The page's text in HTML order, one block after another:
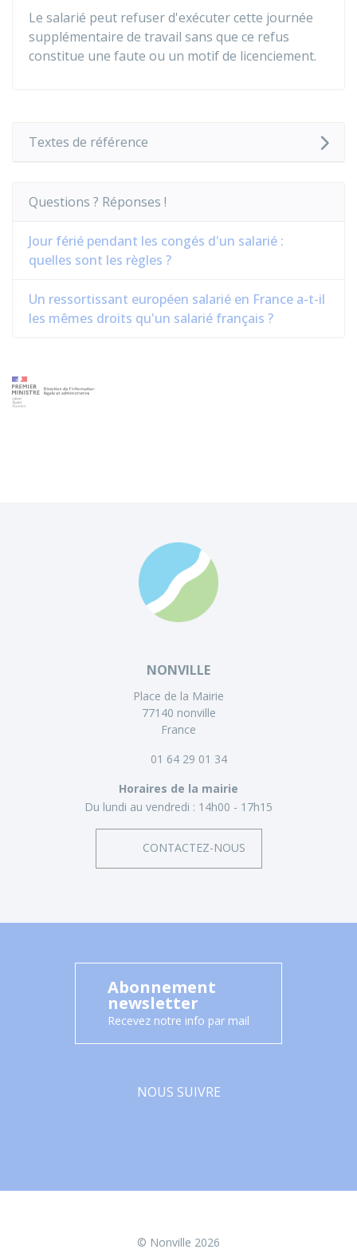
Le salarié peut refuser d'exécuter cette journée
supplémentaire de travail sans que ce refus
constitue une faute ou un motif de licenciement.
Textes de référence
Questions ? Réponses !
Jour férié pendant les congés d'un salarié :
quelles sont les règles ?
Un ressortissant européen salarié en France a-t-il
les mêmes droits qu'un salarié français ?
NONVILLE
Place de la Mairie
77140 nonville
France
01 64 29 01 34
Horaires de la mairie
Du lundi au vendredi : 14h00 - 17h15
CONTACTEZ-NOUS
Abonnement
newsletter
Recevez notre info par mail
NOUS SUIVRE
© Nonville 2026